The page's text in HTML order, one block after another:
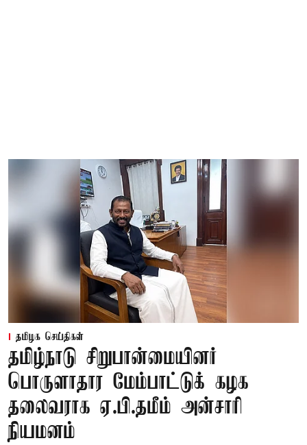
தமிழக செய்திகள்
தமிழ்நாடு சிறுபான்மையினர்
பொருளாதார மேம்பாட்டுக் கழக
தலைவராக ஏ.பி.தமீம் அன்சாரி
நியமனம்